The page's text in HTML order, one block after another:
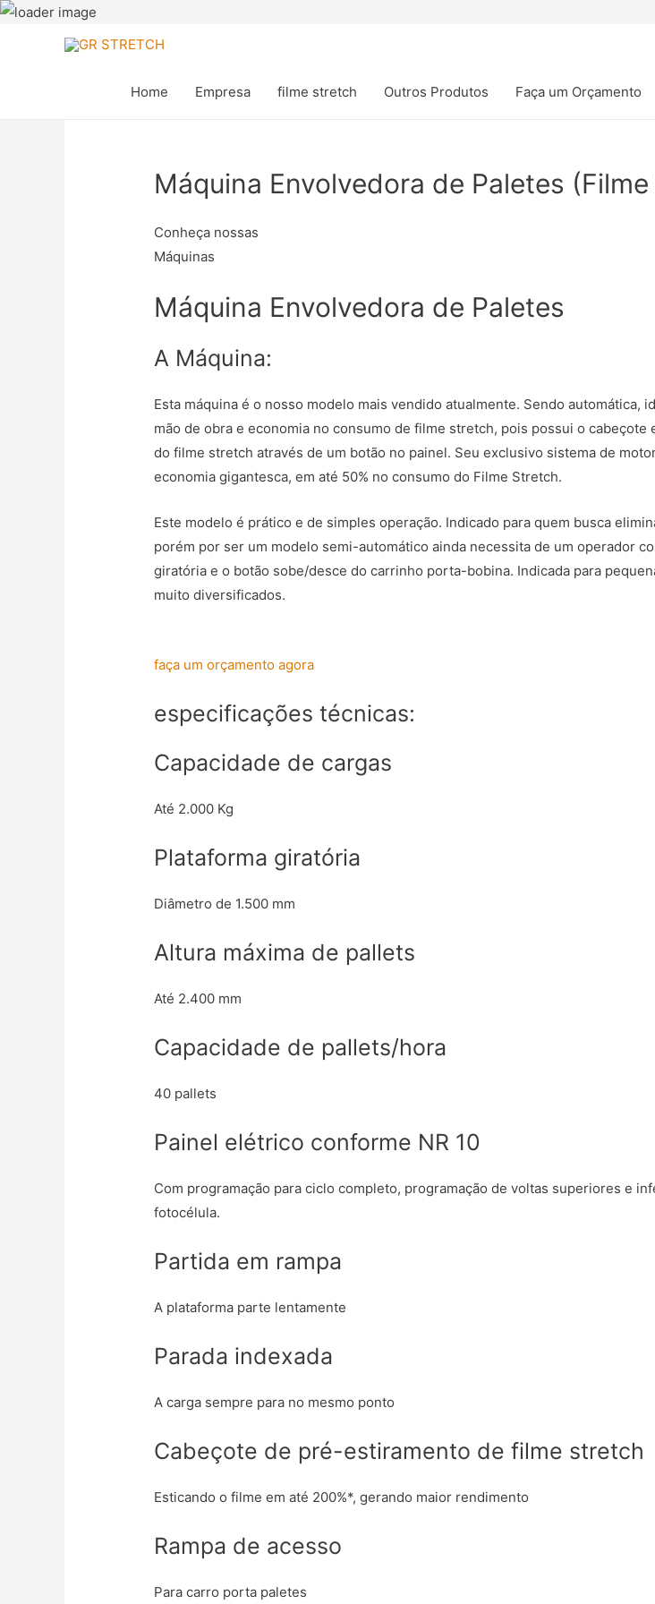
Home Empresa filme stretch Outros Produtos Faça um Orçamento
Máquina Envolvedora de Paletes
Conheça nossas
Máquinas
Máquina Envolvedora de Paletes
A Máquina:
Esta máquina é o nosso modelo mais vendido atualmente. Sendo automática,
mão de obra e economia no consumo de filme stretch, pois possui o
do filme stretch através de um botão no painel. Seu exclusivo sistema de
economia gigantesca, em até 50% no consumo do Filme Stretch.
Este modelo é prático e de simples operação. Indicado para quem busca
porém por ser um modelo semi-automático ainda necessita de um operador
giratória e o botão sobe/desce do carrinho porta-bobina. Indicada para
muito diversificados.
faça um orçamento agora
especificações técnicas:
Capacidade de cargas
Até 2.000 Kg
Plataforma giratória
Diâmetro de 1.500 mm
Altura máxima de pallets
Até 2.400 mm
Capacidade de pallets/hora
40 pallets
Painel elétrico conforme NR 10
Com programação para ciclo completo, programação de voltas superiores e
fotocélula.
Partida em rampa
A plataforma parte lentamente
Parada indexada
A carga sempre para no mesmo ponto
Cabeçote de pré-estiramento de filme stretch
Esticando o filme em até 200%*, gerando maior rendimento
Rampa de acesso
Para carro porta paletes